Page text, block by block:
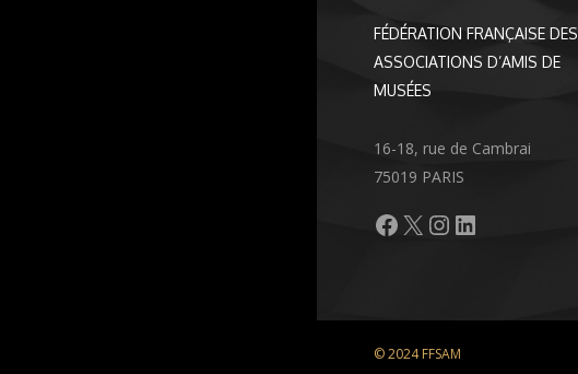
FÉDÉRATION FRANÇAISE DES
ASSOCIATIONS D’AMIS DE
MUSÉES
16-18, rue de Cambrai
75019 PARIS
Facebook
X Instagram
LinkedIn
© 2024 FFSAM